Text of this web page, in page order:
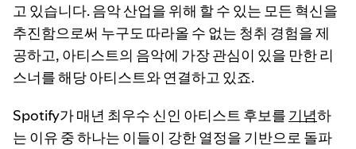
고 있습니다. 음악 산업을 위해 할 수 있는 모든 혁신을
추진함으로써 누구도 따라올 수 없는 청취 경험을 제
공하고, 아티스트의 음악에 가장 관심이 있을 만한 리
스너를 해당 아티스트와 연결하고 있죠.
Spotify가 매년 최우수 신인 아티스트 후보를 기념하
는 이유 중 하나는 이들이 강한 열정을 기반으로 돌파